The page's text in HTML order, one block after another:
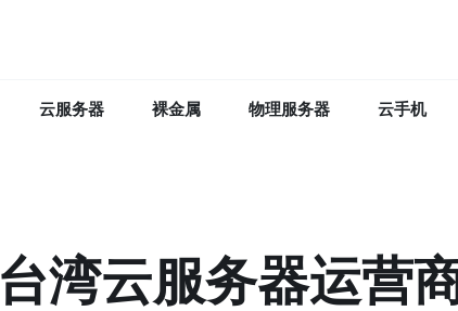
云服务器 裸金属 物理服务器 云手机
台湾云服务器运营